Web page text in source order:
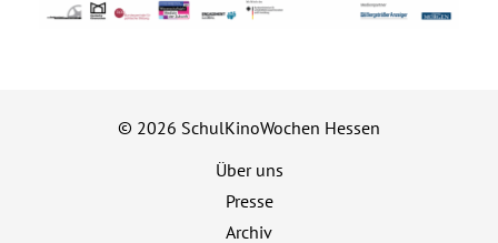
© 2026 SchulKinoWochen Hessen
Über uns
Presse
Archiv